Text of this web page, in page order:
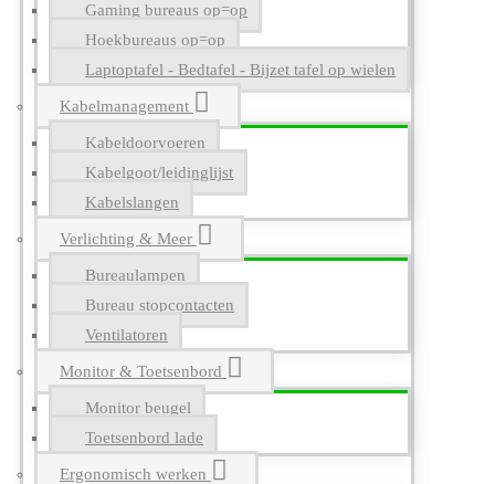
Gaming bureaus op=op
Hoekbureaus op=op
Laptoptafel - Bedtafel - Bijzet tafel op wielen
Kabelmanagement
Kabeldoorvoeren
Kabelgoot/leidinglijst
Kabelslangen
Verlichting & Meer
Bureaulampen
Bureau stopcontacten
Ventilatoren
Monitor & Toetsenbord
Monitor beugel
Toetsenbord lade
Ergonomisch werken